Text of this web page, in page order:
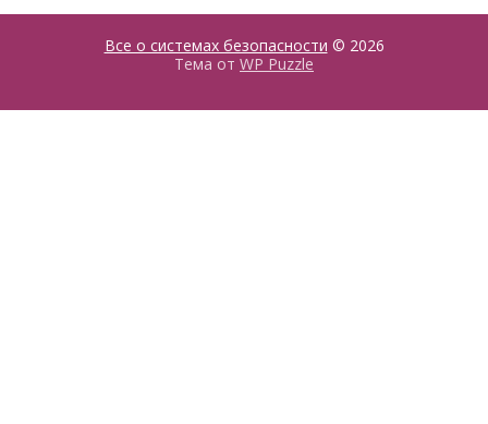
Все о системах безопасности © 2026
Тема от WP Puzzle